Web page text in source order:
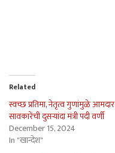
Related
स्वच्छ प्रतिमा, नेतृत्व गुणांमुळे आमदार
सावकारेंची दुसर्‍यांदा मंत्री पदी वर्णी
December 15, 2024
In "खान्देश"